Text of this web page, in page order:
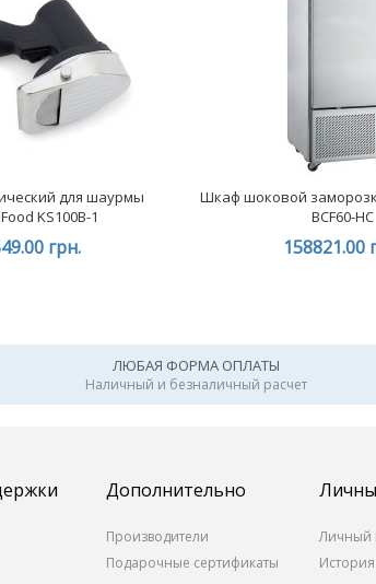
для шаурмы
KS100B-1
грн.
Шкаф шоковой
BCF60-HC
158821.00
ЛЮБАЯ ФОРМА ОПЛАТЫ
Наличный и безналичный расчет
Дополнительно
Производители
Подарочные сертификаты
Личный